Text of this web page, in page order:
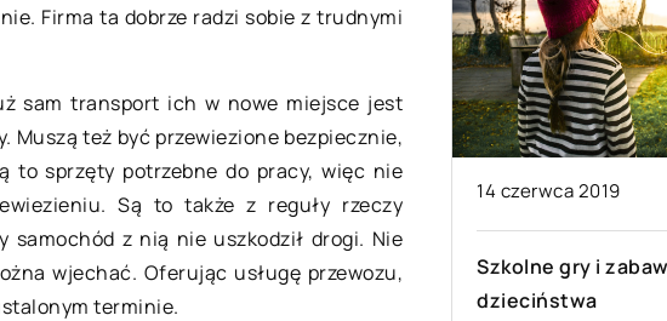
Firma ta dobrze radzi sobie z trudnymi
sam transport ich w nowe miejsce jest
Muszą też być przewiezione bezpiecznie,
to sprzęty potrzebne do pracy, więc nie
Są to także z reguły rzeczy
samochód z nią nie uszkodził drogi. Nie
wjechać. Oferując usługę przewozu,
terminie.
14 września 2021
Jakie udogodnienia są montowane
14 czerwca 2019
Szkolne gry i
dzieciństwa